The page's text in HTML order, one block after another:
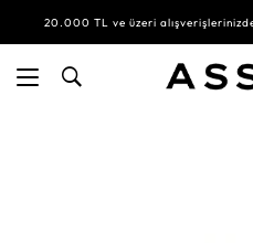
20.000 TL ve üzeri